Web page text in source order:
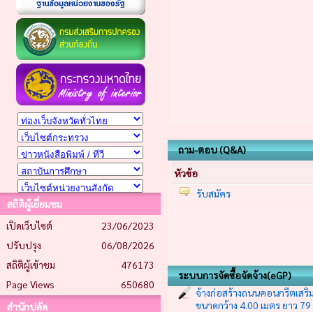
สถิติผู้เยี่ยมชม
เปิดเว็บไซต์
23/06/2023
ปรับปรุง
06/08/2026
สถิติผู้เข้าชม
476173
Page Views
650680
สำนักปลัด
ถาม-ตอบ (Q&A)
หัวข้อ
รับสมัคร
ระบบการจัดซื้อจัดจ้าง(eGP)
จ้างก่อสร้างถนนคอนกรีตเ
ขนาดกว้าง 4.00 เมตร ยาว